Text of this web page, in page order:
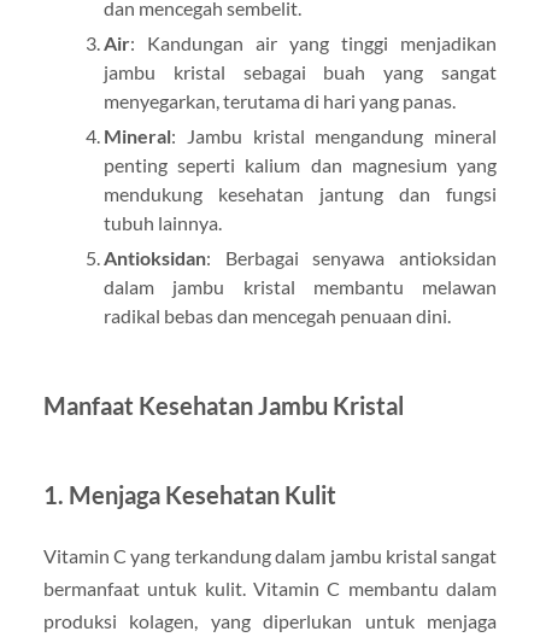
dan mencegah sembelit.
Air: Kandungan air yang tinggi menjadikan
jambu kristal sebagai buah yang sangat
menyegarkan, terutama di hari yang panas.
Mineral: Jambu kristal mengandung mineral
penting seperti kalium dan magnesium yang
mendukung kesehatan jantung dan fungsi
tubuh lainnya.
Antioksidan: Berbagai senyawa antioksidan
dalam jambu kristal membantu melawan
radikal bebas dan mencegah penuaan dini.
Manfaat Kesehatan Jambu Kristal
1. Menjaga Kesehatan Kulit
Vitamin C yang terkandung dalam jambu kristal sangat
bermanfaat untuk kulit. Vitamin C membantu dalam
produksi kolagen, yang diperlukan untuk menjaga